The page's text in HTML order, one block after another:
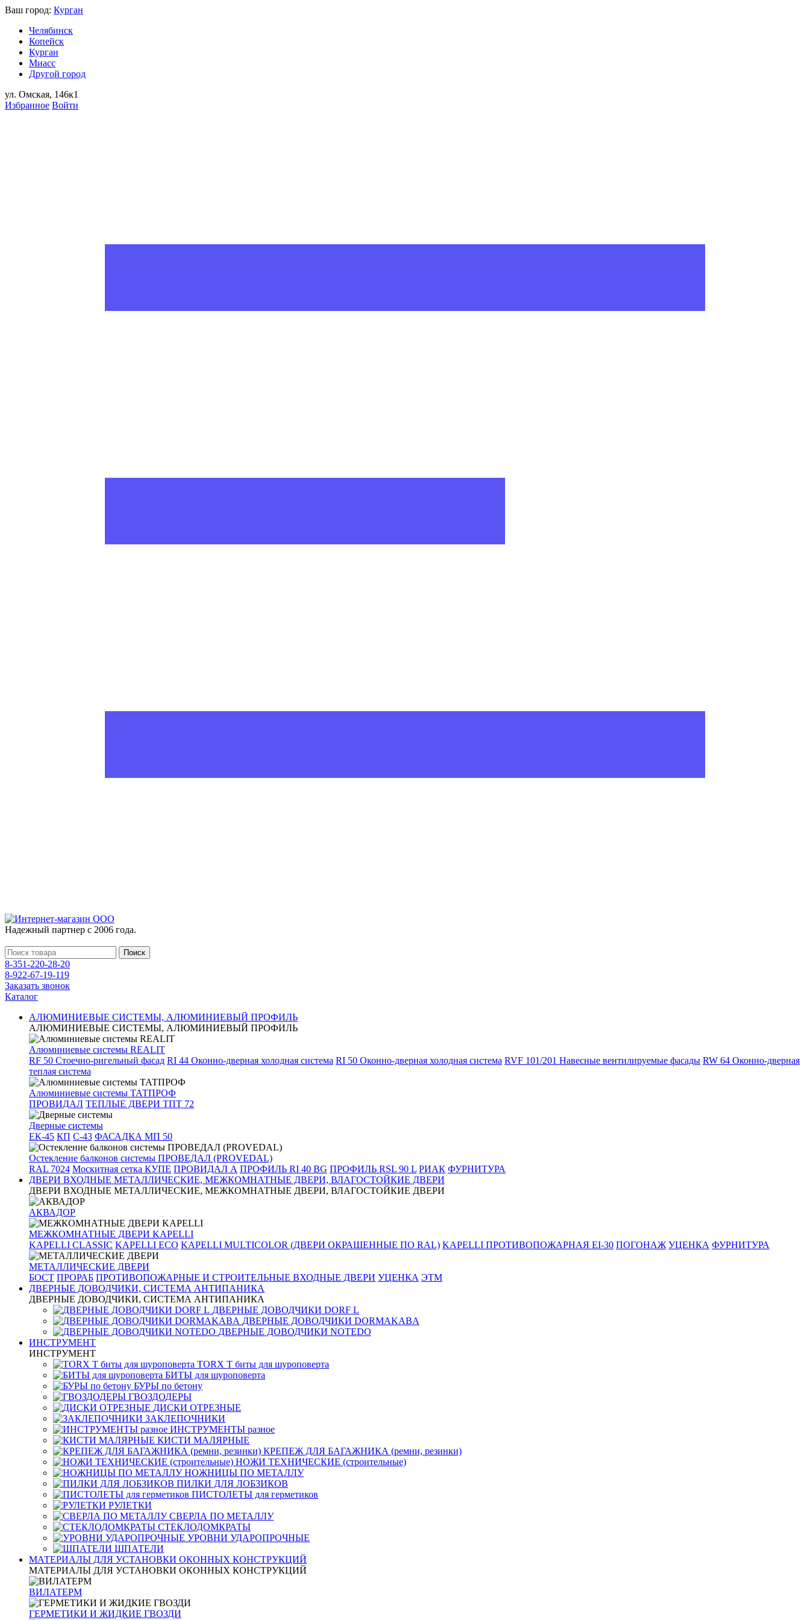
Ваш город: Курган
Челябинск
Копейск
Курган
Миасс
Другой город
ул. Омская, 146к1
Избранное Войти
Надежный партнер с 2006 года.
Поиск
8-351-220-28-20
8-922-67-19-119
Заказать звонок
Каталог
АЛЮМИНИЕВЫЕ СИСТЕМЫ, АЛЮМИНИЕВЫЙ ПРОФИЛЬ
АЛЮМИНИЕВЫЕ СИСТЕМЫ, АЛЮМИНИЕВЫЙ ПРОФИЛЬ
Алюминиевые системы REALIT
RF 50 Стоечно-ригельный фасад RI 44 Оконно-дверная холодная система RI 50 Оконно-дверная холодная система RVF 101/201 Навесные вентилируемые фасады RW 64 Оконно-дверная
теплая система
Алюминиевые системы ТАТПРОФ
ПРОВИДАЛ ТЕПЛЫЕ ДВЕРИ ТПТ 72
Дверные системы
ЕК-45 КП С-43 ФАСАДКА МП 50
Остекление балконов системы ПРОВЕДАЛ (PROVEDAL)
RAL 7024 Москитная сетка КУПЕ ПРОВИДАЛ А ПРОФИЛЬ RI 40 BG ПРОФИЛЬ RSL 90 L РИАК ФУРНИТУРА
ДВЕРИ ВХОДНЫЕ МЕТАЛЛИЧЕСКИЕ, МЕЖКОМНАТНЫЕ ДВЕРИ, ВЛАГОСТОЙКИЕ ДВЕРИ
ДВЕРИ ВХОДНЫЕ МЕТАЛЛИЧЕСКИЕ, МЕЖКОМНАТНЫЕ ДВЕРИ, ВЛАГОСТОЙКИЕ ДВЕРИ
АКВАДОР
МЕЖКОМНАТНЫЕ ДВЕРИ KAPELLI
KAPELLI CLASSIC KAPELLI ECO KAPELLI MULTICOLOR (ДВЕРИ ОКРАШЕННЫЕ ПО RAL) KAPELLI ПРОТИВОПОЖАРНАЯ EI-30 ПОГОНАЖ УЦЕНКА ФУРНИТУРА
МЕТАЛЛИЧЕСКИЕ ДВЕРИ
БОСТ ПРОРАБ ПРОТИВОПОЖАРНЫЕ И СТРОИТЕЛЬНЫЕ ВХОДНЫЕ ДВЕРИ УЦЕНКА ЭТМ
ДВЕРНЫЕ ДОВОДЧИКИ, СИСТЕМА АНТИПАНИКА
ДВЕРНЫЕ ДОВОДЧИКИ, СИСТЕМА АНТИПАНИКА
ДВЕРНЫЕ ДОВОДЧИКИ DORF L
ДВЕРНЫЕ ДОВОДЧИКИ DORMAKABA
ДВЕРНЫЕ ДОВОДЧИКИ NOTEDO
ИНСТРУМЕНТ
ИНСТРУМЕНТ
TORX T биты для шуроповерта
БИТЫ для шуроповерта
БУРЫ по бетону
ГВОЗДОДЕРЫ
ДИСКИ ОТРЕЗНЫЕ
ЗАКЛЕПОЧНИКИ
ИНСТРУМЕНТЫ разное
КИСТИ МАЛЯРНЫЕ
КРЕПЕЖ ДЛЯ БАГАЖНИКА (ремни, резинки)
НОЖИ ТЕХНИЧЕСКИЕ (строительные)
НОЖНИЦЫ ПО МЕТАЛЛУ
ПИЛКИ ДЛЯ ЛОБЗИКОВ
ПИСТОЛЕТЫ для герметиков
РУЛЕТКИ
СВЕРЛА ПО МЕТАЛЛУ
СТЕКЛОДОМКРАТЫ
УРОВНИ УДАРОПРОЧНЫЕ
ШПАТЕЛИ
МАТЕРИАЛЫ ДЛЯ УСТАНОВКИ ОКОННЫХ КОНСТРУКЦИЙ
МАТЕРИАЛЫ ДЛЯ УСТАНОВКИ ОКОННЫХ КОНСТРУКЦИЙ
ВИЛАТЕРМ
ГЕРМЕТИКИ И ЖИДКИЕ ГВОЗДИ